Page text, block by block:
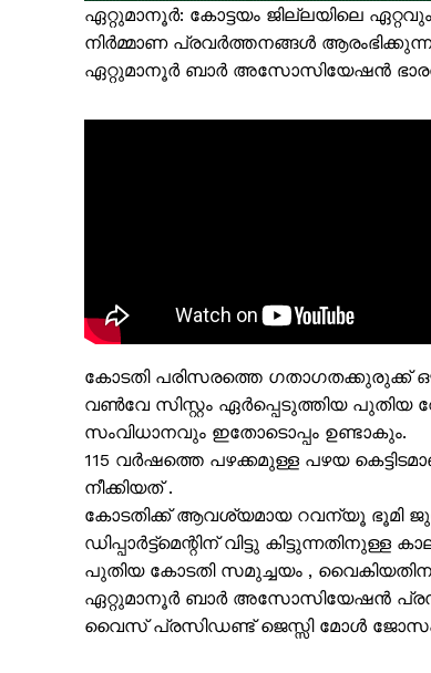
ഏറ്റുമാനൂർ: കോട്ടയം ജില്ലയിലെ
നിർമ്മാണ പ്രവർത്തനങ്ങൾ
ഏറ്റുമാനൂർ ബാർ അസോസിയേഷൻ
കോടതി പരിസരത്തെ ഗതാഗതക്കുരുക്ക്
വൺവേ സിസ്റ്റം ഏർപ്പെടുത്തിയ പുതിയ
സംവിധാനവും ഇതോടൊപ്പം ഉണ്ടാകും.
115 വർഷത്തെ പഴക്കമുള്ള പഴയ
നീക്കിയത് .
കോടതിക്ക് ആവശ്യമായ റവന്യൂ ഭൂമി
ഡിപ്പാർട്ട്മെന്റിന് വിട്ടു കിട്ടുന്നതിനുള്ള
പുതിയ കോടതി സമുച്ചയം ,
ഏറ്റുമാനൂർ ബാർ അസോസിയേഷൻ
വൈസ് പ്രസിഡണ്ട് ജെസ്സി മോൾ